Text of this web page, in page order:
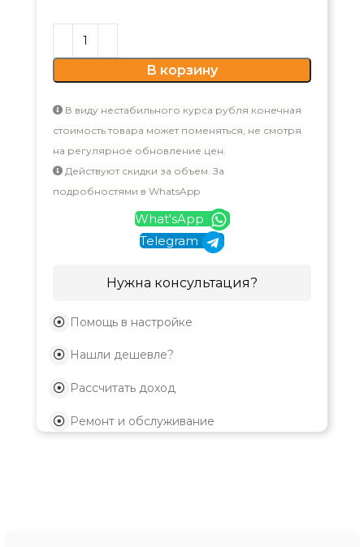
В корзину
В виду нестабильного курса рубля конечная
стоимость товара может поменяться, не смотря
на регулярное обновление цен.
Действуют скидки за объем. За
подробностями в WhatsApp
What'sApp
Telegram
Нужна консультация?
Помощь в настройке
Нашли дешевле?
Рассчитать доход
Ремонт и обслуживание